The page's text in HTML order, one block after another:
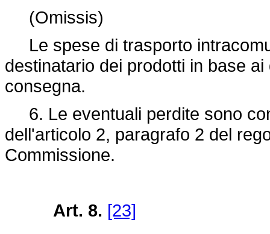
(Omissis)
Le spese di trasporto
destinatario dei prodotti in base
consegna.
6. Le eventuali perdite sono
dell'articolo 2, paragrafo 2 del
Commissione.
Art. 8. [23]